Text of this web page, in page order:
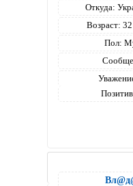
Откуда:
Возраст: 32
Пол: